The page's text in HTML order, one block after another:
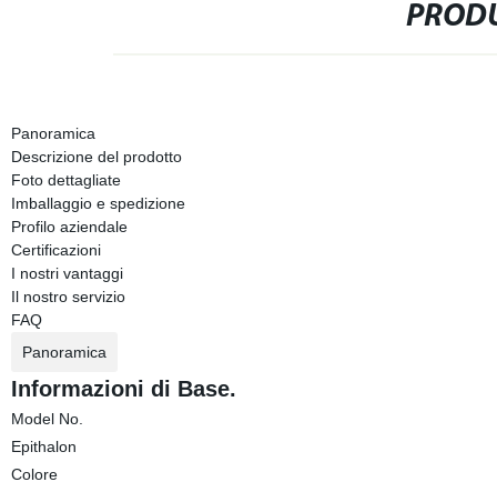
Panoramica
Descrizione del prodotto
Foto dettagliate
Imballaggio e spedizione
Profilo aziendale
Certificazioni
I nostri vantaggi
Il nostro servizio
FAQ
Panoramica
Informazioni di Base.
Model No.
Epithalon
Colore